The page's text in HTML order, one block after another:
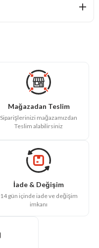
Mağazadan Teslim
Siparişlerinizi mağazamızdan
Teslim alabilirsiniz
İade & Değişim
14 gün içinde iade ve değişim
imkanı